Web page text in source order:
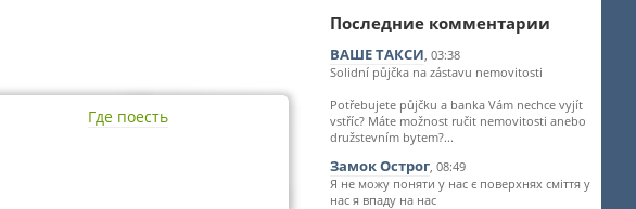
Где поесть
Последние комментарии
ВАШЕ ТАКСИ, 03:38
Solidní půjčka na zástavu nemovitosti
Potřebujete půjčku a banka Vám nechce vyjít
vstříc? Máte možnost ručit nemovitosti anebo
družstevním bytem?...
Замок Острог, 08:49
Я не можу поняти у нас є поверхнях сміття у
нас я впаду на нас